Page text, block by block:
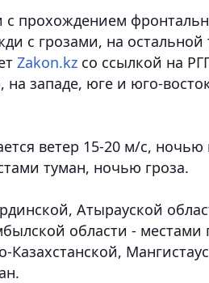
с прохождением
с грозами, на остальной
Zakon.kz со ссылкой на
на западе, юге и юго-
ветер 15-20 м/с, ночью
туман, ночью гроза.
Атырауской
области - местами